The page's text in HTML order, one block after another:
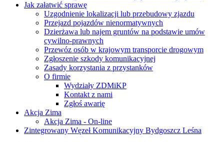
Jak załatwić sprawę
Uzgodnienie lokalizacji lub przebudowy zjazdu
Przejazd pojazdów nienormatywnych
Dzierżawa lub najem gruntów na podstawie umów
cywilno-prawnych
Przewóz osób w krajowym transporcie drogowym
Zgłoszenie szkody komunikacyjnej
Zasady korzystania z przystanków
O firmie
Wydziały ZDMiKP
Kontakt z nami
Zgłoś awarię
Akcja Zima
Akcja Zima - On-line
Zintegrowany Węzeł Komunikacyjny Bydgoszcz Leśna